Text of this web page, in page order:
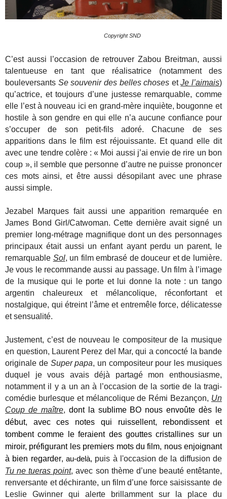
Copyright SND
C’est aussi l’occasion de retrouver Zabou Breitman, aussi
talentueuse en tant que réalisatrice (notamment des
bouleversants Se souvenir des belles choses etJe l’aimais)
qu’actrice, et toujours d’une justesse remarquable, comme
elle l’est à nouveau ici en grand-mère inquiète, bougonne et
hostile à son gendre en qui elle n’a aucune confiance pour
s’occuper de son petit-fils adoré. Chacune de ses
apparitions dans le film est réjouissante. Et quand elle dit
avec une tendre colère : « Moi aussi j’ai envie de rire un bon
coup », il semble que personne d’autre ne puisse prononcer
ces mots ainsi, et être aussi désopilant avec une phrase
aussi simple.
Jezabel Marques fait aussi une apparition remarquée en
James Bond Girl/Catwoman. Cette dernière avait signé un
premier long-métrage magnifique dont un des personnages
principaux était aussi un enfant ayant perdu un parent, le
remarquable Sol, un film embrasé de douceur et de lumière.
Je vous le recommande aussi au passage. Un film à l’image
de la musique qui le porte et lui donne la note : un tango
argentin chaleureux et mélancolique, réconfortant et
nostalgique, qui étreint l’âme et entremêle force, délicatesse
et sensualité.
Justement, c’est de nouveau le compositeur de la musique
en question, Laurent Perez del Mar, qui a concocté la bande
originale deSuper papa, un compositeur pour les musiques
duquel je vous avais déjà partagé mon enthousiasme,
notamment il y a un an à l’occasion de la sortie de la tragi-
comédie burlesque et mélancolique de Rémi Bezançon, Un
Coup de maître, dont la sublime BO nous envoûte dès le
début, avec ces notes qui ruissellent, rebondissent et
tombent comme le feraient des gouttes cristallines sur un
miroir, préfigurant les premiers mots du film, nous enjoignant
à bien regarder, au-delà, puis à l'occasion de la diffusion de
Tu ne tueras point,avec son thème d’une beauté entêtante,
renversante et déchirante, un film d’une force saisissante de
Leslie Gwinner qui alerte brillamment sur la place du